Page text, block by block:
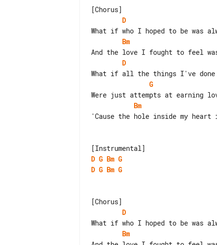
D
Bm
D
G
Bm
'Cause the hole inside my
D G Bm G
D G Bm G
D
Bm